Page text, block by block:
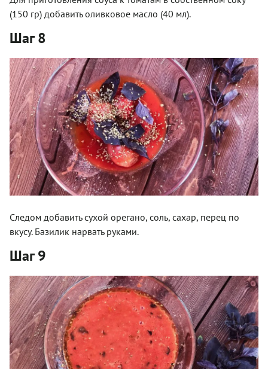
(150 гр) добавить оливковое масло (40 мл).
Шаг 8
Следом добавить сухой орегано, соль, сахар, перец по
вкусу. Базилик нарвать руками.
Шаг 9